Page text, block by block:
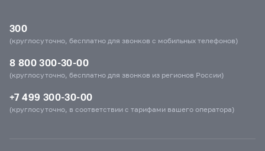
300
(круглосуточно, бесплатно для звонков с мобильных телефонов)
8 800 300-30-00
(круглосуточно, бесплатно для звонков из регионов России)
+7 499 300-30-00
(круглосуточно, в соответствии с тарифами вашего оператора)